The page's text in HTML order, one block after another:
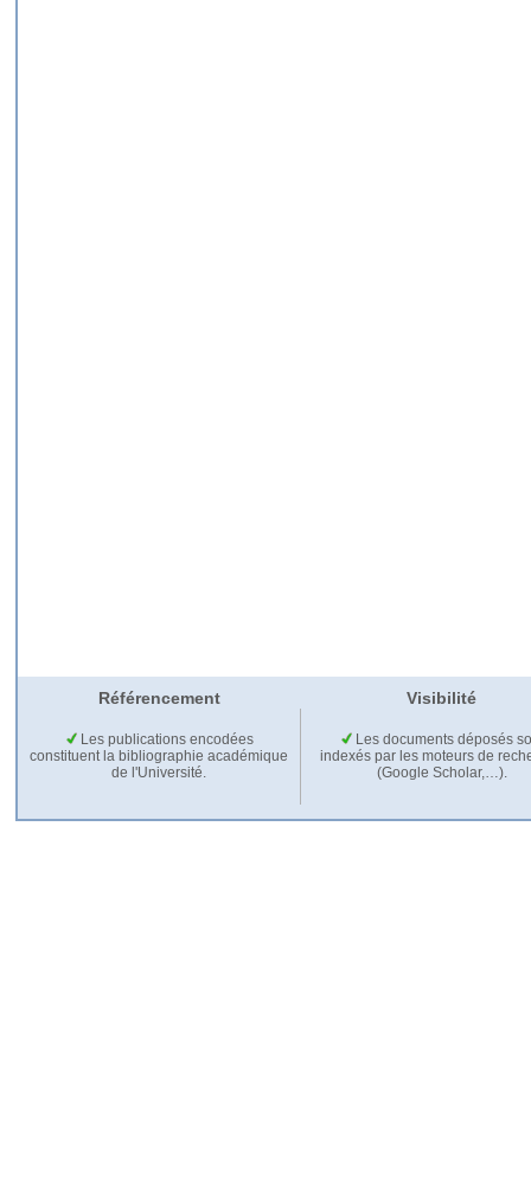
Référencement Visibilité
Les publications encodées
constituent la bibliographie académique
de l'Université.
Les documents déposés
indexés par les moteurs de
(Google Scholar,…).